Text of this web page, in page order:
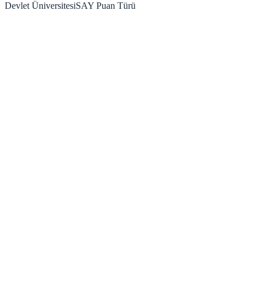
Devlet ÜniversitesiSAY Puan Türü